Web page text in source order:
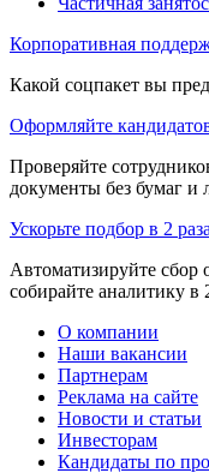
Корпоративная
Какой соцпакет вы
Оформляйте
Проверяйте
документы без бумаг и
Ускорьте подбор в 2
Автоматизируйте сбор
собирайте аналитику в
О компании
Наши вакансии
Партнерам
Реклама на сайте
Новости и статьи
Инвесторам
Кандидаты по